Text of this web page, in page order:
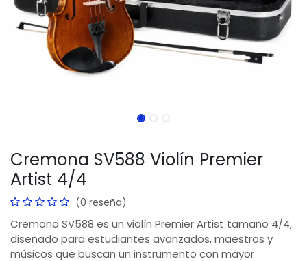
Cremona SV588 Violín Premier
Artist 4/4
(0 reseña)
Cremona SV588 es un violín Premier Artist tamaño 4/4,
diseñado para estudiantes avanzados, maestros y
músicos que buscan un instrumento con mayor